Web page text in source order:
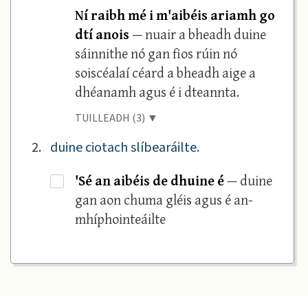
Ní raibh mé i m'aibéis ariamh go
dtí anois— nuair a bheadh duine
sáinnithe nó gan fios rúin nó
soiscéalaí céard a bheadh aige a
dhéanamh agus é i dteannta.
TUILLEADH (3) ▼
2. duine ciotach slíbearáilte.
'Sé an aibéis de dhuine é— duine
gan aon chuma gléis agus é an-
mhíphointeáilte